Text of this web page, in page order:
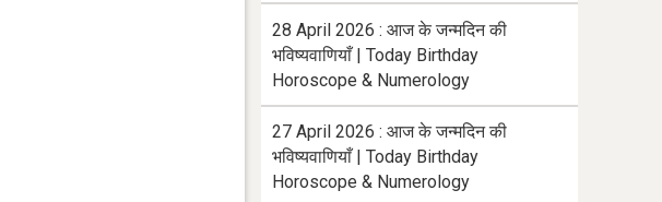
28 April 2026 : आज के जन्मदिन की
भविष्यवाणियाँ | Today Birthday
Horoscope & Numerology
27 April 2026 : आज के जन्मदिन की
भविष्यवाणियाँ | Today Birthday
Horoscope & Numerology